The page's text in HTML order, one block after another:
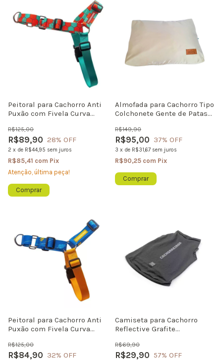
Peitoral para Cachorro Anti
Puxão com Fivela Curva
R$89,90
R$125,00
28% OFF
2 x de R$44,95 sem juros
R$85,41 com Pix
Atenção, última peça!
Comprar
Almofada para Cachorro Tipo
Colchonete Gente de Patas
R$95,00
R$149,90
37% OFF
3 x de R$31,67 sem juros
R$90,25 com Pix
Comprar
Peitoral para Cachorro Anti
Puxão com Fivela Curva
R$84,90
R$125,00
32% OFF
Camiseta para Cachorro
Reflective Grafite
R$29,90
R$69,90
57% OFF